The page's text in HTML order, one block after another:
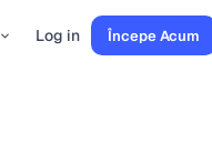
Log in Începe Acum